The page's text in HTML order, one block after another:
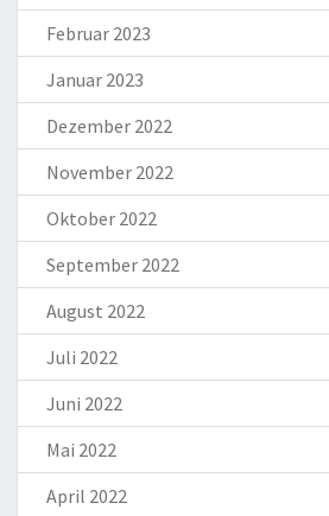
Februar 2023
Januar 2023
Dezember 2022
November 2022
Oktober 2022
September 2022
August 2022
Juli 2022
Juni 2022
Mai 2022
April 2022